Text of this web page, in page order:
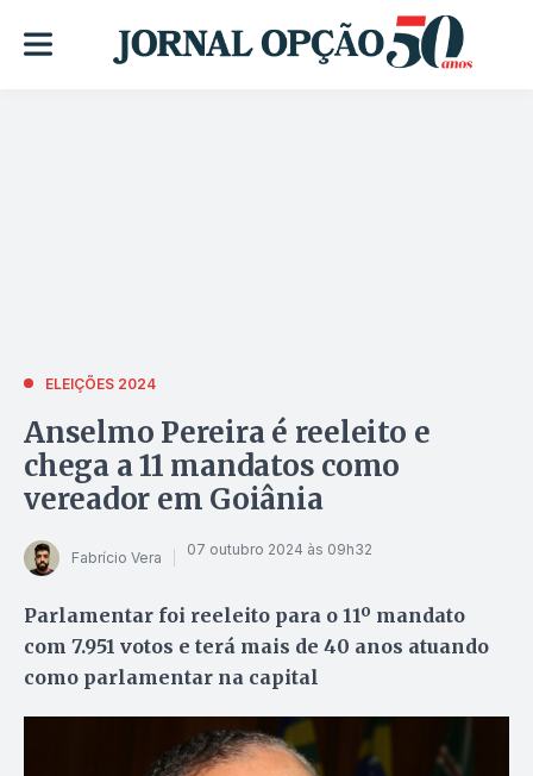
ELEIÇÕES 2024
Anselmo Pereira é reeleito e
chega a 11 mandatos como
vereador em Goiânia
Fabrício Vera 07 outubro 2024 às 09h32
Parlamentar foi reeleito para o 11º mandato
com 7.951 votos e terá mais de 40 anos atuando
como parlamentar na capital